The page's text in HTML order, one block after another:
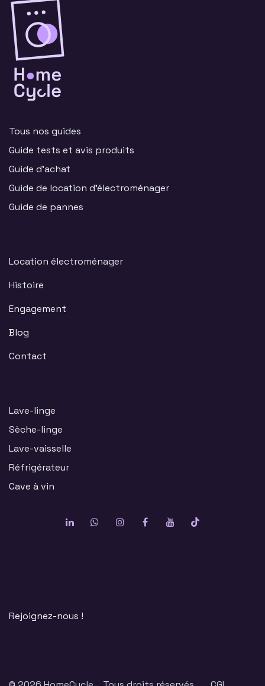
Location électroménager
Histoire
Engagement
Blog
Contact
Lave-linge
Sèche-linge
Lave-vaisselle
Réfrigérateur
Cave à vin
Tous nos guides
Guide tests et avis produits
Guide d'achat
Guide de location d'électroménager
Guide de pannes
Rejoignez-nous !